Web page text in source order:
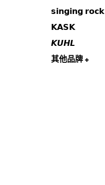
𝘀𝗶𝗻𝗴𝗶𝗻𝗴 𝗿𝗼𝗰𝗸
𝗞𝗔𝗦𝗞
𝙆𝙐𝙃𝙇
其他品牌